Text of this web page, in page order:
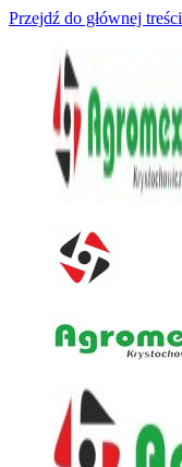
Przejdź do głównej treści